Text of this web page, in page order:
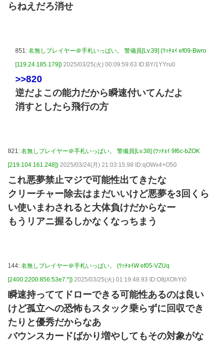
らねえだろ消せ
851: 名無しプレイヤー＠手札いっぱい。 警備員[Lv.39] (ﾜｯﾁｮｲ ef09-Bwro
[119.24.185.179]) 2025/03/25(火) 00:09:59.63 ID:BY/1YYru0
>>820
逆だよこの能力だから瞬速付いてんだよ
消すとしたら飛行の方
821: 名無しプレイヤー＠手札いっぱい。 警備員[Lv.38] (ﾜｯﾁｮｲ 9f6c-bZOK
[219.104.161.248]) 2025/03/24(月) 21:03:15.98 ID:qOWx4+O50
これ悪夢禁止マジで可能性出てきたな
クリーチャー除去はまだいいけど悪夢を3回くら
い使いまわされると大体負けだからなー
もうリアニ握るしかなくなっちまう
144: 名無しプレイヤー＠手札いっぱい。 (ﾜｯﾁｮｲW ef05-VZUq
[2400:2200:856:53e7:*]) 2025/03/25(火) 01:19:48.93 ID:O8jXOhYi0
瞬速持っててドローできる可能性あるのは良い
けど孤立への恐怖もスタック乗らずに回収でき
たりと優秀だからなあ
バウンスカードばかり増やしてもその対象がな